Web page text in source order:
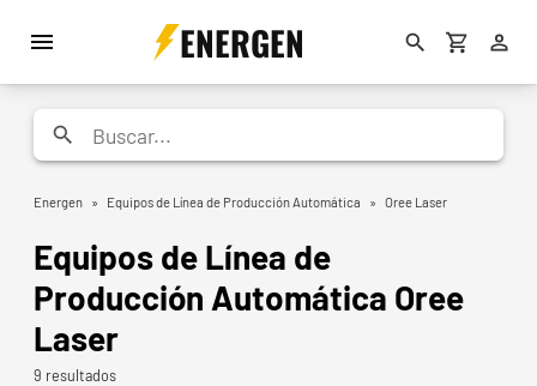
ENERGEN
Energen » Equipos de Línea de Producción Automática » Oree Laser
Equipos de Línea de
Producción Automática Oree
Laser
9 resultados